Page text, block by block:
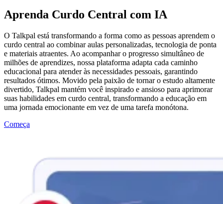
Aprenda Curdo Central com IA
O Talkpal está transformando a forma como as pessoas aprendem o
curdo central ao combinar aulas personalizadas, tecnologia de ponta
e materiais atraentes. Ao acompanhar o progresso simultâneo de
milhões de aprendizes, nossa plataforma adapta cada caminho
educacional para atender às necessidades pessoais, garantindo
resultados ótimos. Movido pela paixão de tornar o estudo altamente
divertido, Talkpal mantém você inspirado e ansioso para aprimorar
suas habilidades em curdo central, transformando a educação em
uma jornada emocionante em vez de uma tarefa monótona.
Começa